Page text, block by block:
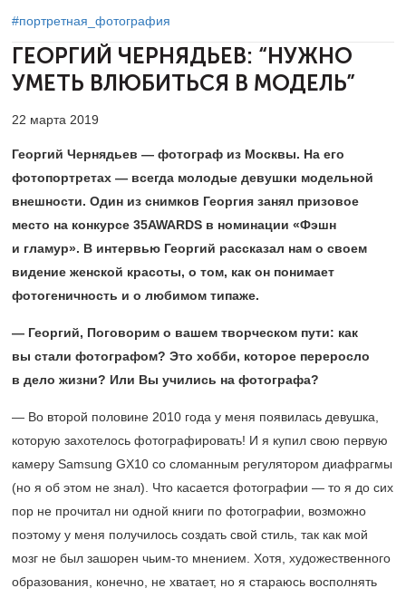
#портретная_фотография
ГЕОРГИЙ ЧЕРНЯДЬЕВ: “НУЖНО
УМЕТЬ ВЛЮБИТЬСЯ В МОДЕЛЬ”
22 марта 2019
Георгий Чернядьев — фотограф из Москвы. На его
фотопортретах — всегда молодые девушки модельной
внешности. Один из снимков Георгия занял призовое
место на конкурсе 35AWARDS в номинации «Фэшн
и гламур». В интервью Георгий рассказал нам о своем
видение женской красоты, о том, как он понимает
фотогеничность и о любимом типаже.
— Георгий, Поговорим о вашем творческом пути: как
вы стали фотографом? Это хобби, которое переросло
в дело жизни? Или Вы учились на фотографа?
— Во второй половине 2010 года у меня появилась девушка,
которую захотелось фотографировать! И я купил свою первую
камеру Samsung GX10 со сломанным регулятором диафрагмы
(но я об этом не знал). Что касается фотографии — то я до сих
пор не прочитал ни одной книги по фотографии, возможно
поэтому у меня получилось создать свой стиль, так как мой
мозг не был зашорен чьим-то мнением. Хотя, художественного
образования, конечно, не хватает, но я стараюсь восполнять